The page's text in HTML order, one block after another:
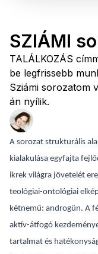
SZIÁMI
TALÁLKOZÁS
be legfrissebb
Sziámi sorozatom
án nyílik.
A sorozat strukturális
kialakulása egyfajta
ikrek világra jövetelét
teológiai-ontológiai
kétnemű: androgün. A
aktív-átfogó
tartalmat és